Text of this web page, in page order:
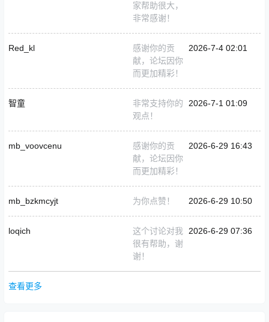
家帮助很大，
非常感谢！
Red_kl
感谢你的贡
献，论坛因你
而更加精彩！
2026-7-4 02:01
智童
非常支持你的
观点！
2026-7-1 01:09
mb_voovcenu
感谢你的贡
献，论坛因你
而更加精彩！
2026-6-29 16:43
mb_bzkmcyjt 为你点赞！ 2026-6-29 10:50
loqich
这个讨论对我
很有帮助，谢
谢！
2026-6-29 07:36
查看更多